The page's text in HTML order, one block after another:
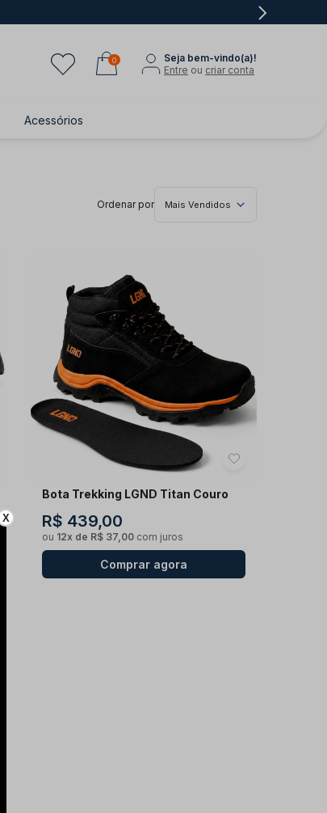
0
Seja bem-vindo(a)!
Entre ou criar conta
Acessórios
Ordenar por Mais Vendidos
Bota Trekking LGND Titan Couro
R$ 439,00
ou 12x de R$ 37,00 com juros
Comprar agora
X